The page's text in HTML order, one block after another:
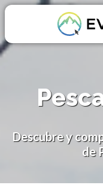
Descubre y
de